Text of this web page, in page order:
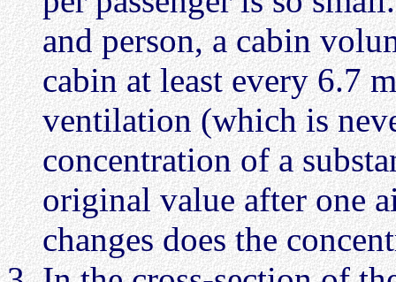
and person, a cabin
cabin at least every 6.7
ventilation (which is
concentration of a
original value after one
changes does the